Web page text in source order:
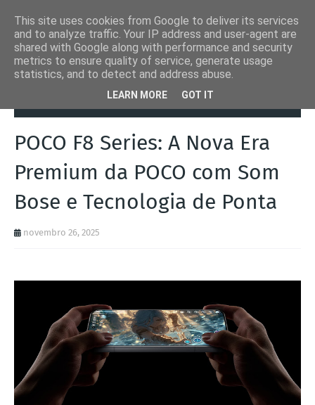
Eventos
POCO F8 Series: A Nova Era Premium da
POCO F8 Series: A Nova Era
Premium da POCO com Som
Bose e Tecnologia de Ponta
novembro 26, 2025
This site uses cookies from Google to deliver its services
and to analyze traffic. Your IP address and user-agent are
shared with Google along with performance and security
metrics to ensure quality of service, generate usage
statistics, and to detect and address abuse.
LEARN MORE GOT IT